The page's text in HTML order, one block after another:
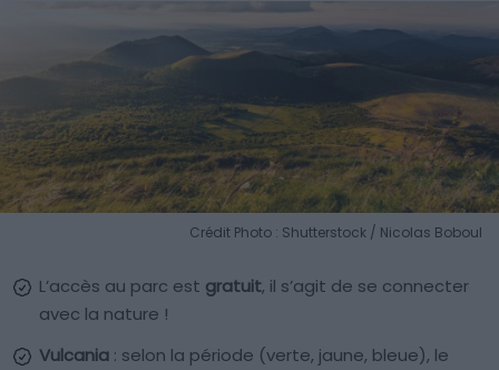
Crédit Photo : Shutterstock / Nicolas Boboul
L’accès au parc est gratuit, il s’agit de se connecter
avec la nature !
Vulcania : selon la période (verte, jaune, bleue), le